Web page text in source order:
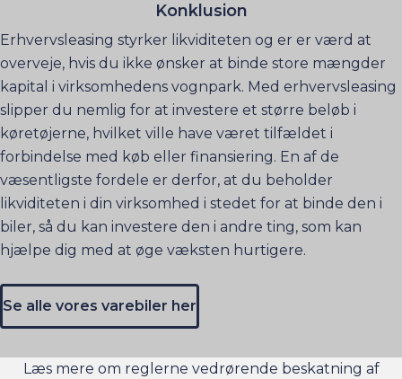
Konklusion
Erhvervsleasing styrker likviditeten og er er værd at
overveje, hvis du ikke ønsker at binde store mængder
kapital i virksomhedens vognpark. Med erhvervsleasing
slipper du nemlig for at investere et større beløb i
køretøjerne, hvilket ville have været tilfældet i
forbindelse med køb eller finansiering. En af de
væsentligste fordele er derfor, at du beholder
likviditeten i din virksomhed i stedet for at binde den i
biler, så du kan investere den i andre ting, som kan
hjælpe dig med at øge væksten hurtigere.
Se alle vores varebiler her
Læs mere om reglerne vedrørende beskatning af